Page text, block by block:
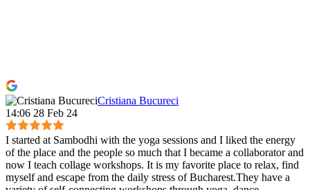
Cristiana Bucureci
14:06 28 Feb 24
I started at Sambodhi with the yoga sessions and I liked the energy
of the place and the people so much that I became a collaborator and
now I teach collage workshops. It is my favorite place to relax, find
myself and escape from the daily stress of Bucharest.They have a